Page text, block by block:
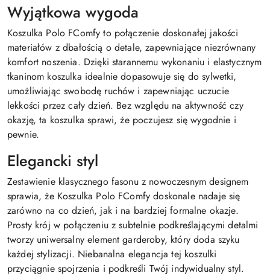
Wyjątkowa wygoda
Koszulka Polo FComfy to połączenie doskonałej jakości
materiałów z dbałością o detale, zapewniające niezrównany
komfort noszenia. Dzięki starannemu wykonaniu i elastycznym
tkaninom koszulka idealnie dopasowuje się do sylwetki,
umożliwiając swobodę ruchów i zapewniając uczucie
lekkości przez cały dzień. Bez względu na aktywność czy
okazję, ta koszulka sprawi, że poczujesz się wygodnie i
pewnie.
Elegancki styl
Zestawienie klasycznego fasonu z nowoczesnym designem
sprawia, że Koszulka Polo FComfy doskonale nadaje się
zarówno na co dzień, jak i na bardziej formalne okazje.
Prosty krój w połączeniu z subtelnie podkreślającymi detalmi
tworzy uniwersalny element garderoby, który doda szyku
każdej stylizacji. Niebanalna elegancja tej koszulki
przyciągnie spojrzenia i podkreśli Twój indywidualny styl.